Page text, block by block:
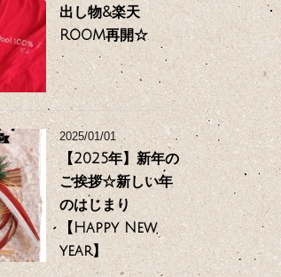
出し物&楽天
ROOM再開☆
2025/01/01
【2025年】新年の
ご挨拶☆新しい年
のはじまり
【Happy New
year】